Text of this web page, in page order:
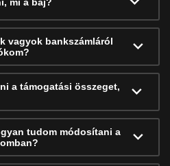
vagyok bankszámláról
a támogatási összeget,
tudom módosítani a